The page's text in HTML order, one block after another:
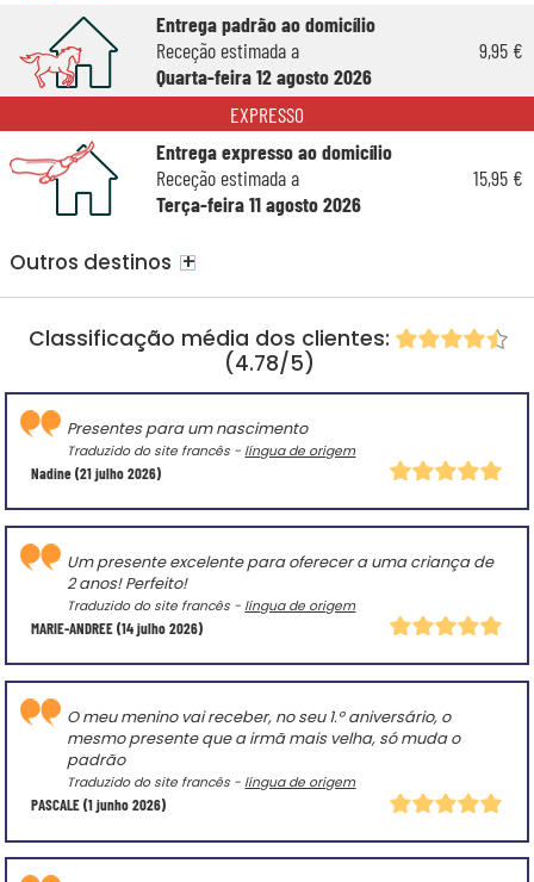
Classificação média dos clientes:
(4.78/5)
Nadine(21 julho 2026)
Presentes para um nascimento
Traduzido do site francês - língua de origem
MARIE-ANDREE(14 julho 2026)
Um presente excelente para oferecer a uma criança de
2 anos! Perfeito!
Traduzido do site francês - língua de origem
PASCALE(1 junho 2026)
O meu menino vai receber, no seu 1.º aniversário, o
mesmo presente que a irmã mais velha, só muda o
padrão
Traduzido do site francês - língua de origem
Entrega padrão ao domicílio
Receção estimada a
Quarta-feira 12 agosto 2026
9,95 €
EXPRESSO
Entrega expresso ao domicílio
Receção estimada a
Terça-feira 11 agosto 2026
15,95 €
Outros destinos +